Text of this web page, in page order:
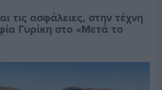
τις ασφάλειες, στην τέχνη
Γυρίκη στο «Μετά το